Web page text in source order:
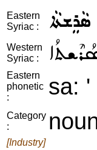
Eastern
Syriac :
ܣܵܪܸܫܬܵܐ
Western
Syriac :
Eastern
phonetic
:
sa: '
Category
:
[Industry]